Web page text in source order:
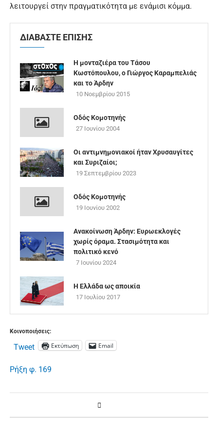
λειτουργεί στην πραγματικότητα με ενάμισι κόμμα.
ΔΙΑΒΑΣΤΕ ΕΠΙΣΗΣ
Η μονταζιέρα του Τάσου
Κωστόπουλου, ο Γιώργος Καραμπελιάς
και το Άρδην
10 Νοεμβρίου 2015
Οδός Κομοτηνής
27 Ιουνίου 2004
Οι αντιμνημονιακοί ήταν Χρυσαυγίτες
και Συριζαίοι;
19 Σεπτεμβρίου 2023
Οδός Κομοτηνής
19 Ιουνίου 2002
Ανακοίνωση Άρδην: Ευρωεκλογές
χωρίς όραμα. Στασιμότητα και
πολιτικό κενό
7 Ιουνίου 2024
Η Ελλάδα ως αποικία
17 Ιουλίου 2017
Κοινοποιήσεις:
Tweet Εκτύπωση Email
Ρήξη φ. 169